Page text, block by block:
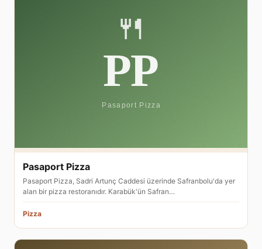
Pasaport Pizza
Pasaport Pizza, Sadri Artunç Caddesi üzerinde Safranbolu'da yer
alan bir pizza restoranıdır. Karabük'ün Safran…
Pizza